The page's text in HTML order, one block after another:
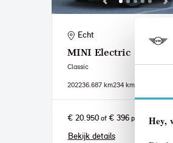
Hey,
Echt
MINI Electric
Classic
202236.687 km234 km actieradius
€ 20.950of € 396p/m
Bekijk details